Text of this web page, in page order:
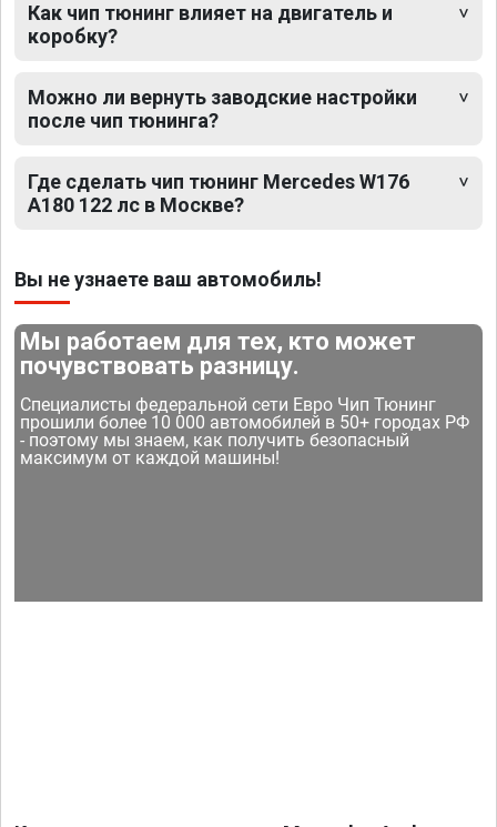
Как чип тюнинг влияет на двигатель и
коробку?
Можно ли вернуть заводские настройки
после чип тюнинга?
Где сделать чип тюнинг Mercedes W176
A180 122 лс в Москве?
Вы не узнаете ваш автомобиль!
Мы работаем для тех, кто может
почувствовать разницу.
Специалисты федеральной сети Евро Чип Тюнинг
прошили более 10 000 автомобилей в 50+ городах РФ
- поэтому мы знаем, как получить безопасный
максимум от каждой машины!